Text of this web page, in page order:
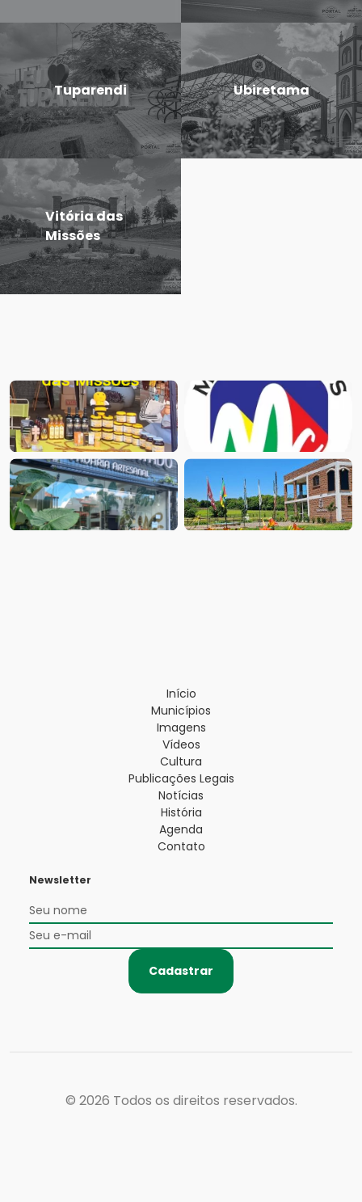
Tuparendi Ubiretama
Vitória das
Missões
Início
Municípios
Imagens
Vídeos
Cultura
Publicações Legais
Notícias
História
Agenda
Contato
Newsletter
Cadastrar
© 2026 Todos os direitos reservados.